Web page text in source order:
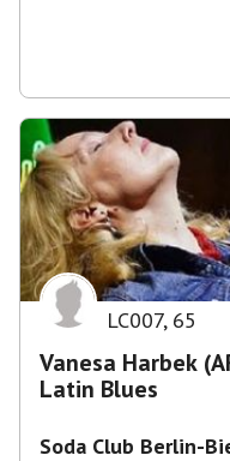
LC007, 65
Vanesa Harbek
Latin Blues
Soda Club Berlin-